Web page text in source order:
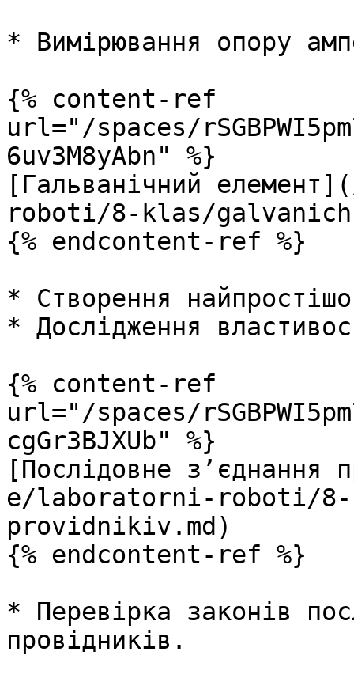
* Вимірювання опору
{% content-ref
url="/spaces/
6uv3M8yAbn" %}
[Гальванічний
roboti/8-klas/
{% endcontent-ref %}
* Створення
* Дослідження
{% content-ref
url="/spaces/
cgGr3BJXUb" %}
[Послідовне
e/laboratorni-roboti/8-
providnikiv.md)
{% endcontent-ref %}
* Перевірка законів
провідників.